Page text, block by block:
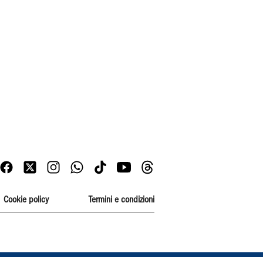
Cookie policy Termini e condizioni